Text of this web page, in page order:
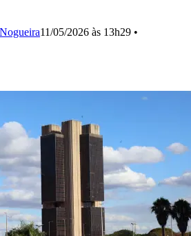
11/05/2026 às 13h29 •